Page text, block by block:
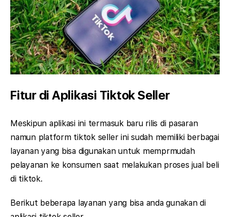
Fitur di Aplikasi Tiktok Seller
Meskipun aplikasi ini termasuk baru rilis di pasaran
namun platform tiktok seller ini sudah memiliki berbagai
layanan yang bisa digunakan untuk memprmudah
pelayanan ke konsumen saat melakukan proses jual beli
di tiktok.
Berikut beberapa layanan yang bisa anda gunakan di